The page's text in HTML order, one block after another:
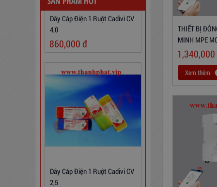
THIẾT BỊ
MINH MPE
1,340,000
Xem thêm
4,0
860,000đ
Dây Cáp Điện 1 Ruột Cadivi CV
565,000đ